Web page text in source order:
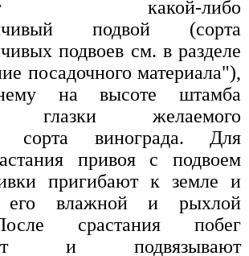
какой-либо
подвой (сорта
подвоев см. в разделе
посадочного материала"),
на высоте штамба
глазки желаемого
сорта винограда. Для
привоя с подвоем
пригибают к земле и
его влажной и рыхлой
срастания побег
и подвязывают